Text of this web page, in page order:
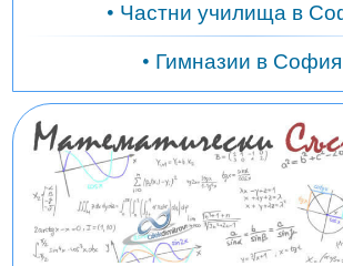
• Частни училища в
• Гимназии в София